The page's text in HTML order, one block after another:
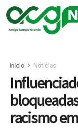
Início Noticias
racismo